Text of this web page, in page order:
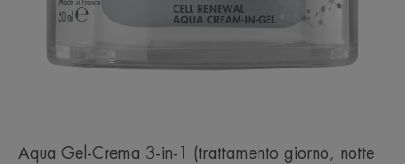
Aqua Gel-Crema 3-in-1 (trattamento giorno, notte